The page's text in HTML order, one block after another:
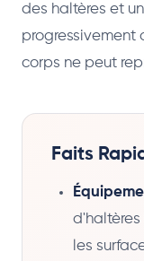
des haltères et
progressivement
corps ne peut
Faits
d'haltères
les